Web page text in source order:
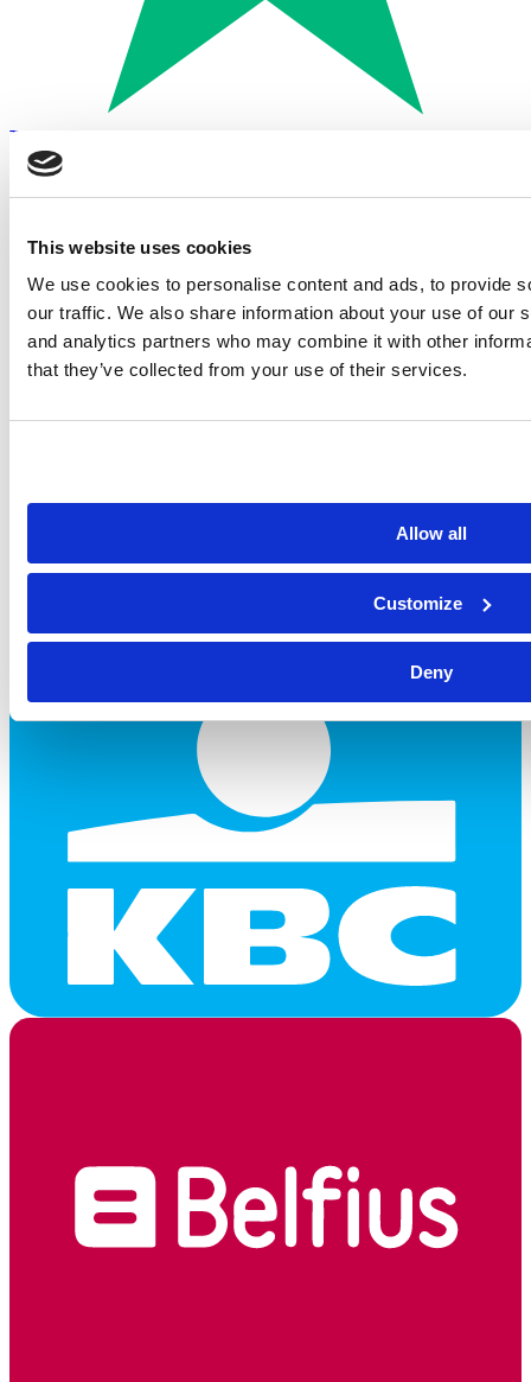
This website uses cookies
We use cookies to personalise content and ads, to provide
our traffic. We also share information about your use of our
and analytics partners who may combine it with other
that they’ve collected from your use of their services.
Allow all
Customize
Deny
Trustpilot
Betalen met: